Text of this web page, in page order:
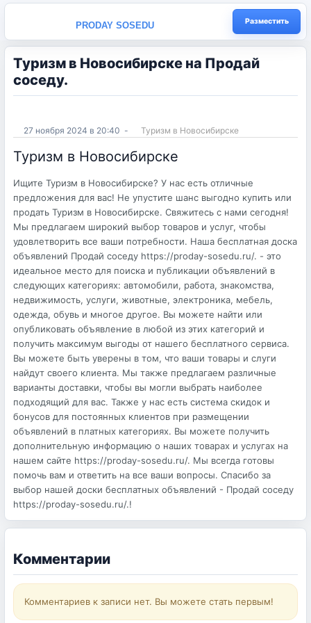
PRODAY SOSEDU Разместить
Туризм в Новосибирске на Продай
соседу.
27 ноября 2024 в 20:40 - Туризм в Новосибирске
Туризм в Новосибирске
Ищите Туризм в Новосибирске? У нас есть отличные
предложения для вас! Не упустите шанс выгодно купить или
продать Туризм в Новосибирске. Свяжитесь с нами сегодня!
Мы предлагаем широкий выбор товаров и услуг, чтобы
удовлетворить все ваши потребности. Наша бесплатная доска
объявлений Продай соседу https://proday-sosedu.ru/. - это
идеальное место для поиска и публикации объявлений в
следующих категориях: автомобили, работа, знакомства,
недвижимость, услуги, животные, электроника, мебель,
одежда, обувь и многое другое. Вы можете найти или
опубликовать объявление в любой из этих категорий и
получить максимум выгоды от нашего бесплатного сервиса.
Вы можете быть уверены в том, что ваши товары и слуги
найдут своего клиента. Мы также предлагаем различные
варианты доставки, чтобы вы могли выбрать наиболее
подходящий для вас. Также у нас есть система скидок и
бонусов для постоянных клиентов при размещении
объявлений в платных категориях. Вы можете получить
дополнительную информацию о наших товарах и услугах на
нашем сайте https://proday-sosedu.ru/. Мы всегда готовы
помочь вам и ответить на все ваши вопросы. Спасибо за
выбор нашей доски бесплатных объявлений - Продай соседу
https://proday-sosedu.ru/.!
Комментарии
Комментариев к записи нет. Вы можете стать первым!